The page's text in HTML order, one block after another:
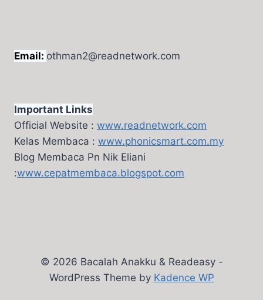
Email: othman2@readnetwork.com
Important Links
Official Website : www.readnetwork.com
Kelas Membaca : www.phonicsmart.com.my
Blog Membaca Pn Nik Eliani
:www.cepatmembaca.blogspot.com
© 2026 Bacalah Anakku & Readeasy -
WordPress Theme by Kadence WP